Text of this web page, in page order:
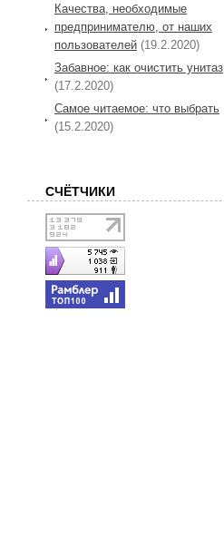
Качества, необходимые
предпринимателю, от наших
пользователей (19.2.2020)
Забавное: как очистить унитаз
(17.2.2020)
Самое читаемое: что выбрать
(15.2.2020)
СЧЁТЧИКИ